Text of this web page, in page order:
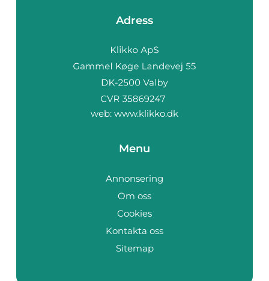
Adress
web: www.klikko.dk
Menu
Annonsering
Om oss
Cookies
Kontakta oss
Sitemap